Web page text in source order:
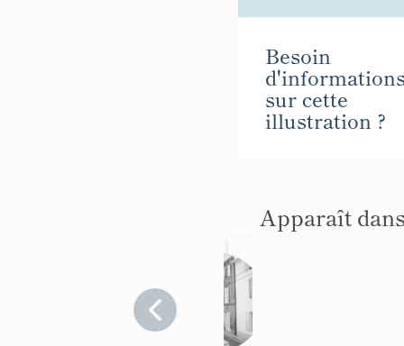
Besoin
sur cette
illustration ?
Apparaît